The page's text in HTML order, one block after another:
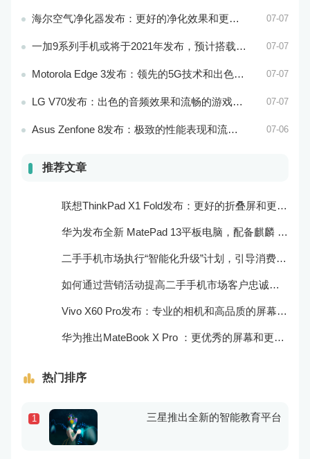
海尔空气净化器发布：更好的净化效果和更智能的控制系统 07-07
一加9系列手机或将于2021年发布，预计搭载更好的相机系统和处理器 07-07
Motorola Edge 3发布：领先的5G技术和出色的游戏性能 07-07
LG V70发布：出色的音频效果和流畅的游戏性能 07-07
Asus Zenfone 8发布：极致的性能表现和流畅的操作体验 07-06
推荐文章
联想ThinkPad X1 Fold发布：更好的折叠屏和更快速的处理器
华为发布全新 MatePad 13平板电脑，配备麒麟 970 处理器和全清屏幕
二手手机市场执行“智能化升级”计划，引导消费者迈向智能化生活
如何通过营销活动提高二手手机市场客户忠诚度？
Vivo X60 Pro发布：专业的相机和高品质的屏幕表现
华为推出MateBook X Pro ：更优秀的屏幕和更好的音频效果
热门排序
1 三星推出全新的智能教育平台